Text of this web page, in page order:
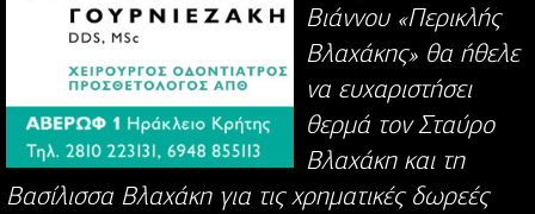
Βιάννου «Περικλής
Βλαχάκης» θα ήθελε
να ευχαριστήσει
θερμά τον Σταύρο
Βλαχάκη και τη
Βασίλισσα Βλαχάκη για τις χρηματικές δωρεές